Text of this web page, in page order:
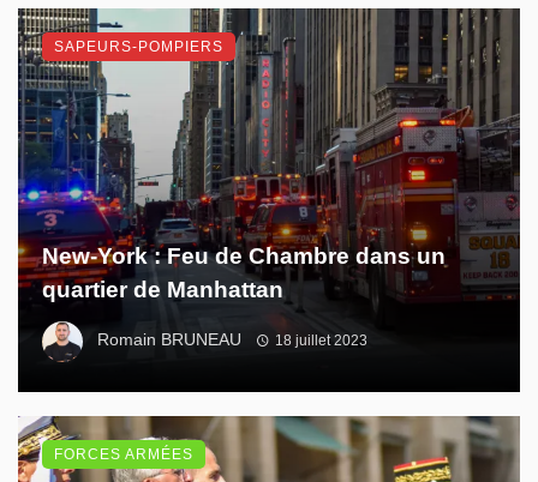
New-York : Feu de Chambre dans un
quartier de Manhattan
Romain BRUNEAU 18 juillet 2023
SAPEURS-POMPIERS
FORCES ARMÉES